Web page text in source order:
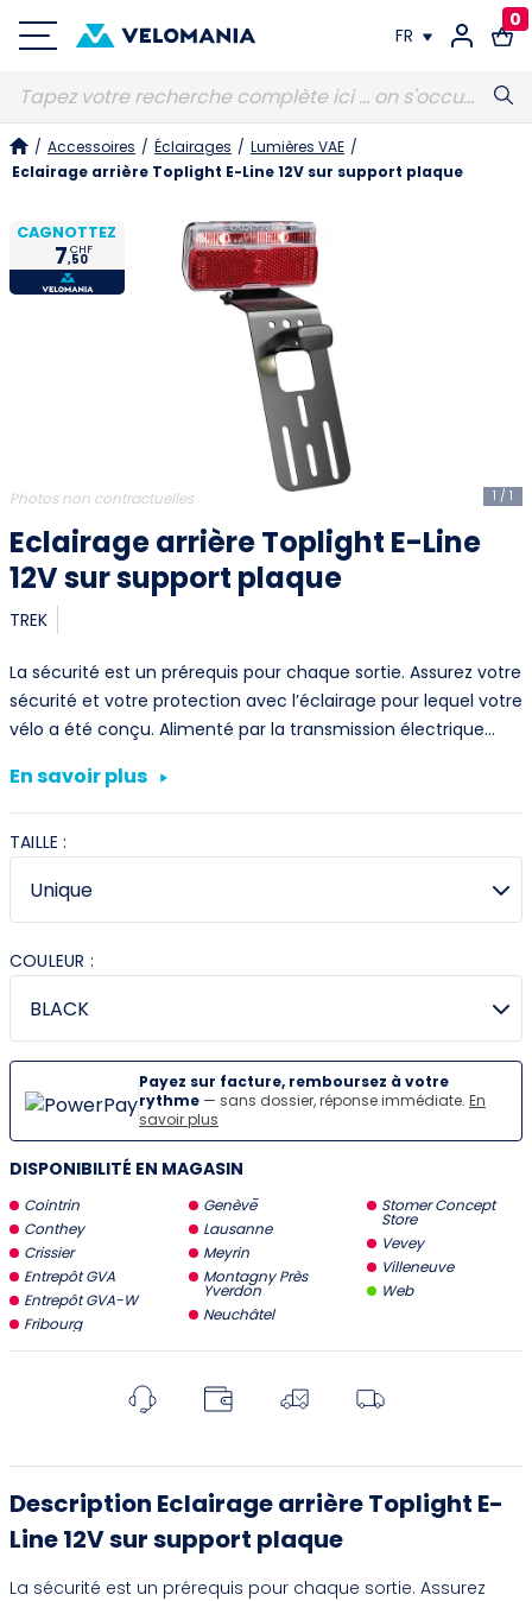
FR
FR
0
/ Accessoires / Éclairages / Lumières VAE /
Eclairage arrière Toplight E-Line 12V sur support plaque
CAGNOTTEZ
7,50
CHF
1 / 1
Photos non contractuelles
Eclairage arrière Toplight E-Line
12V sur support plaque
TREK
La sécurité est un prérequis pour chaque sortie. Assurez votre
sécurité et votre protection avec l’éclairage pour lequel votre
vélo a été conçu. Alimenté par la transmission électrique…
En savoir plus
TAILLE :
COULEUR :
Payez sur facture, remboursez à votre
rythme — sans dossier, réponse immédiate. En
savoir plus
DISPONIBILITÉ EN MAGASIN
Cointrin
Conthey
Crissier
Entrepôt GVA
Entrepôt GVA-W
Fribourg
Genève
Lausanne
Meyrin
Montagny Près
Yverdon
Neuchâtel
Stomer Concept
Store
Vevey
Villeneuve
Web
Description Eclairage arrière Toplight E-
Line 12V sur support plaque
La sécurité est un prérequis pour chaque sortie. Assurez